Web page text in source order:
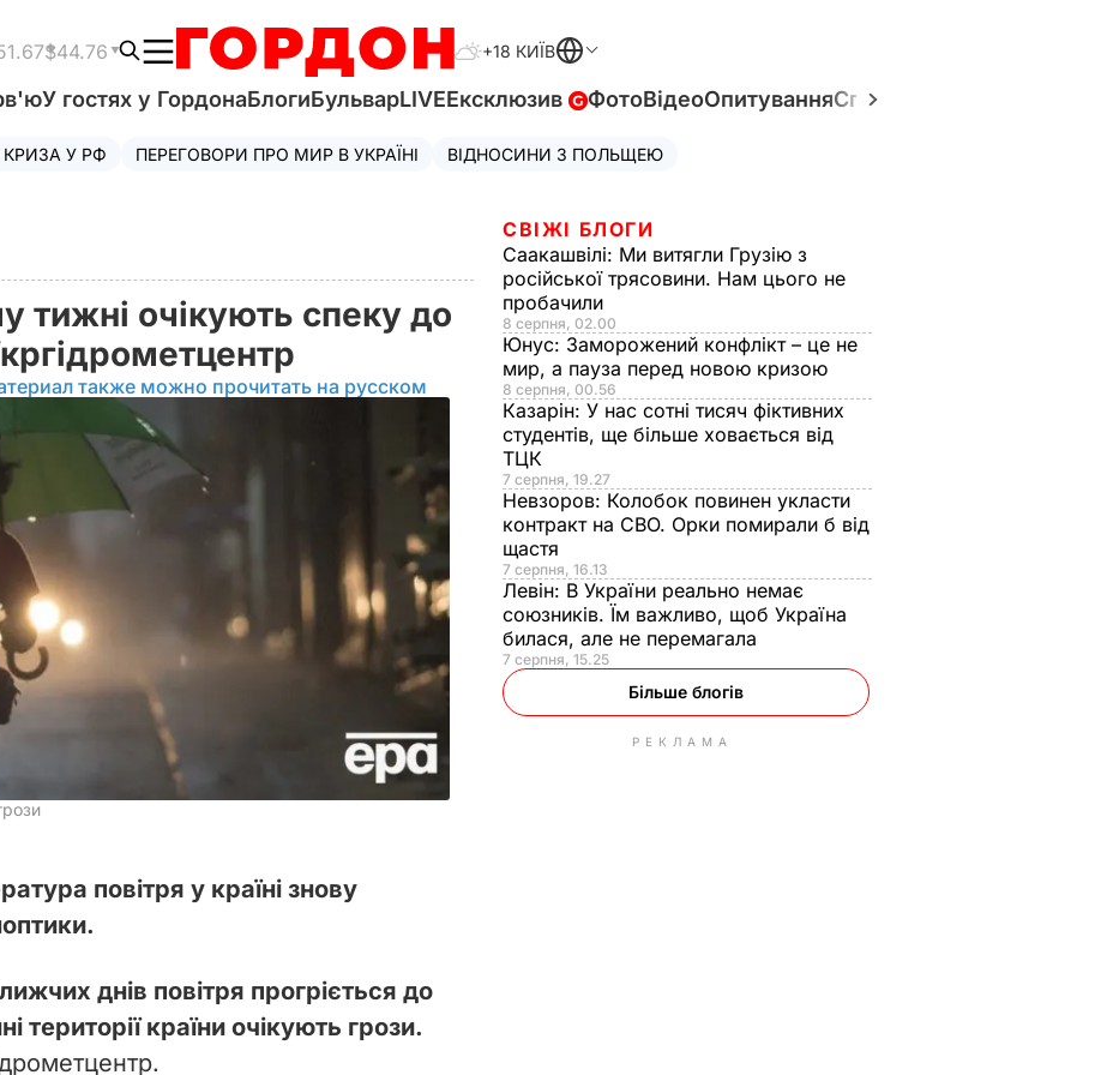
$44.76 +18 КИЇВ
У гостях у ГордонаБлогиБульварLIVEЕксклюзив ФотоВідеоОпитуванняСпецпроєкти
У РФ ПЕРЕГОВОРИ ПРО МИР В УКРАЇНІ ВІДНОСИНИ З ПОЛЬЩЕЮ
тижні очікують спеку до
также можно прочитать на русском
повітря у країні знову
днів повітря прогріється до
території країни очікують грози.
СВІЖІ БЛОГИ
Саакашвілі: Ми витягли Грузію з
російської трясовини. Нам цього не
пробачили
8 серпня, 02.00
Юнус: Заморожений конфлікт – це не
мир, а пауза перед новою кризою
8 серпня, 00.56
Казарін: У нас сотні тисяч фіктивних
студентів, ще більше ховається від
ТЦК
7 серпня, 19.27
Невзоров: Колобок повинен укласти
контракт на СВО. Орки помирали б від
щастя
7 серпня, 16.13
Левін: В України реально немає
союзників. Їм важливо, щоб Україна
билася, але не перемагала
7 серпня, 15.25
Більше блогів
РЕКЛАМА